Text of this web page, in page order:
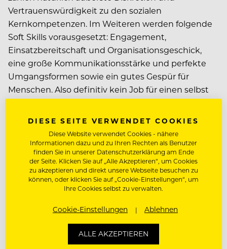
Vertrauenswürdigkeit zu den sozialen
Kernkompetenzen. Im Weiteren werden folgende
Soft Skills vorausgesetzt: Engagement,
Einsatzbereitschaft und Organisationsgeschick,
eine große Kommunikationsstärke und perfekte
Umgangsformen sowie ein gutes Gespür für
Menschen. Also definitiv kein Job für einen selbst
ernannten Menschenfeind.
WAS VERDIENT EIN
EMPFANGSLEITER/CONCIERG
E? GEHALT UND
VERDIENSTMÖGLICHKEITEN
ausgeschriebenen Stellen als Concierge ist unter
anderem abhängig von der Berufserfahrung und
dem Land, in dem man arbeiten will. Außerdem
DIESE SEITE VERWENDET COOKIES
Diese Website verwendet Cookies - nähere
Informationen dazu und zu Ihren Rechten als Benutzer
finden Sie in unserer Datenschutzerklärung am Ende
der Seite. Klicken Sie auf „Alle Akzeptieren“, um Cookies
zu akzeptieren und direkt unsere Webseite besuchen zu
können, oder klicken Sie auf „Cookie-Einstellungen“, um
Ihre Cookies selbst zu verwalten.
Cookie-Einstellungen Ablehnen
ALLE AKZEPTIEREN